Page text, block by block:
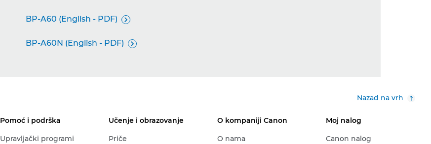
BP-A60 (English - PDF) 
BP-A60N (English - PDF) 
Nazad na vrh
Pomoć i podrška
Upravljački programi
Učenje i obrazovanje
Priče
O kompaniji Canon
O nama
Moj nalog
Canon nalog